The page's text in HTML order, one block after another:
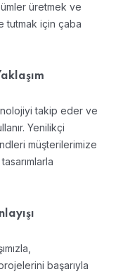
üretmek ve
tutmak için çaba
takip eder ve
Yenilikçi
müşterilerimize
başarıyla